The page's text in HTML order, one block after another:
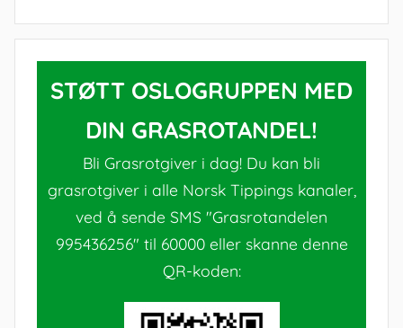
STØTT OSLOGRUPPEN MED
DIN GRASROTANDEL!
Bli Grasrotgiver i dag! Du kan bli
grasrotgiver i alle Norsk Tippings kanaler,
ved å sende SMS "Grasrotandelen
995436256" til 60000 eller skanne denne
QR-koden: